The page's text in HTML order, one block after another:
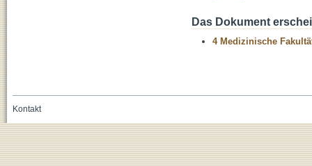
Das Dokument
4 Medizinische
Kontakt